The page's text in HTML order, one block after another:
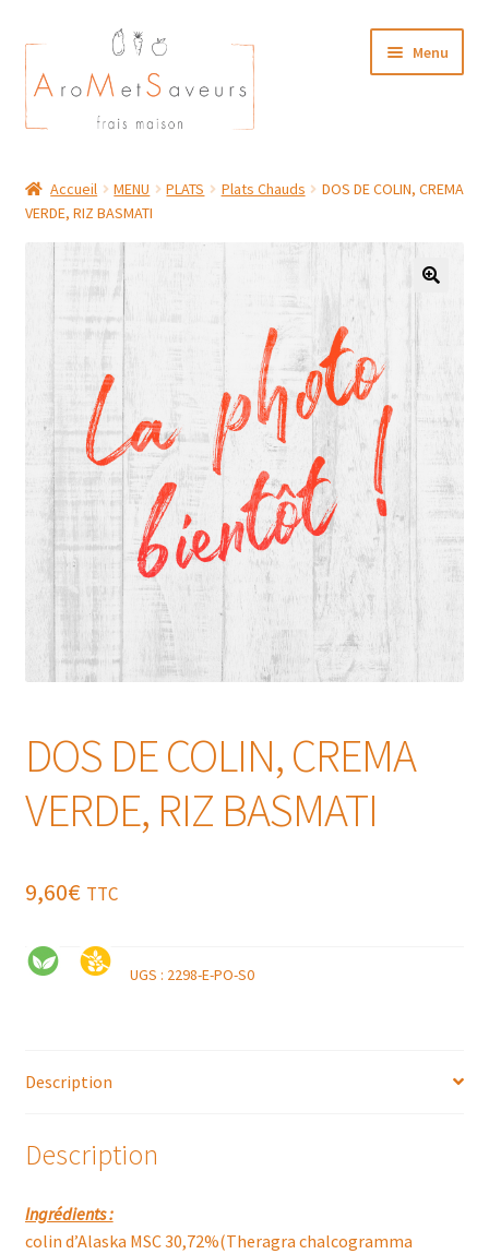
Aller
à
la
navigation
Aller
au
contenu
Menu
Plat du Jour/ Menu Week end
NOS BOUTIQUES
MON COMPTE
Accueil MENU PLATS Plats Chauds
DOS DE COLIN, CREMA
VERDE, RIZ BASMATI
DOS DE COLIN, CREMA
VERDE, RIZ BASMATI
9,60€ TTC
UGS : 2298-E-PO-S0
Description
Description
Ingrédients :
colin d’Alaska MSC 30,72%(Theragra chalcogramma